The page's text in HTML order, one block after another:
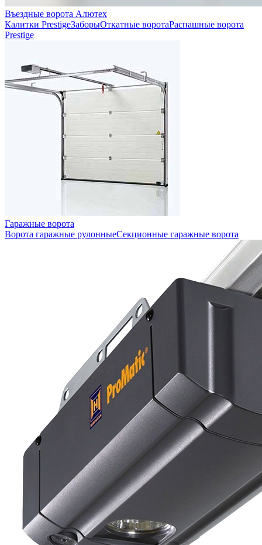
Въездные ворота Алютех
Калитки PrestigeЗаборыОткатные воротаРаспашные ворота
Prestige
Гаражные ворота
Ворота гаражные рулонныеСекционные гаражные ворота